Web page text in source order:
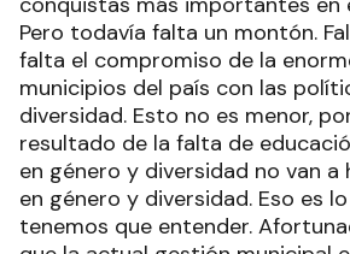
Pero todavía falta un montón.
falta el compromiso de la
municipios del país con las
diversidad. Esto no es menor,
resultado de la falta de
en género y diversidad no van
en género y diversidad. Eso es
tenemos que entender.